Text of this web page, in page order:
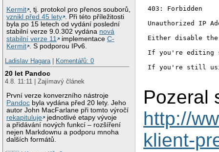
Kermit , tj. protokol pro přenos souborů,
vznikl před 45 lety . Při této příležitosti
byla po 15 letech od vydání poslední
stabilní verze 9.0.302 vydána nová
stabilní verze 11
implementaceC-
Kermit . S podporou IPv6.
Ladislav Hagara | Komentářů: 0
20 let Pandoc
4.8. 11:11 | Zajímavý článek
První verze konverzního nástroje
Pandoc byla vydána před 20 lety. Jeho
autor John MacFarlane při tomto výročí
rekapituluje
jednotlivé etapy vývoje
a přidávání nových funkcí – rozšíření
nejen Markdownu a podporu mnoha
dalších formátů.
403: Forbidden
Unauthorized IP
Either disable
If you're editing
If you're still
Pozeral
http://
klient-